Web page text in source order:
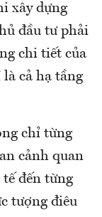
xây dựng
đầu tư phải
chi tiết của
cả hạ tầng
chỉ từng
cảnh quan
đến từng
tượng điêu